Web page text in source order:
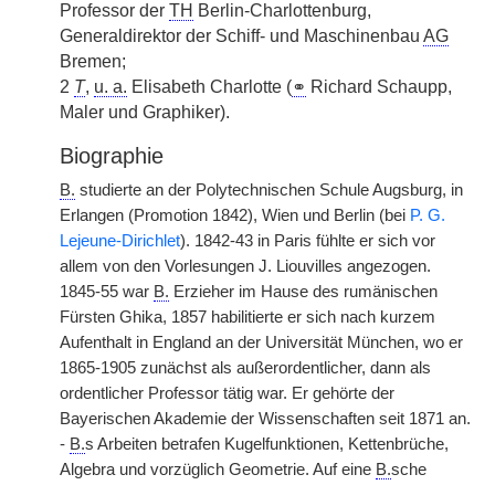
Professor der TH Berlin-Charlottenburg,
Generaldirektor der Schiff- und Maschinenbau AG
Bremen;
2 T, u. a. Elisabeth Charlotte (⚭ Richard Schaupp,
Maler und Graphiker).
Biographie
B. studierte an der Polytechnischen Schule Augsburg, in
Erlangen (Promotion 1842), Wien und Berlin (bei P. G.
Lejeune-Dirichlet). 1842-43 in Paris fühlte er sich vor
allem von den Vorlesungen J. Liouvilles angezogen.
1845-55 war B. Erzieher im Hause des rumänischen
Fürsten Ghika, 1857 habilitierte er sich nach kurzem
Aufenthalt in England an der Universität München, wo er
1865-1905 zunächst als außerordentlicher, dann als
ordentlicher Professor tätig war. Er gehörte der
Bayerischen Akademie der Wissenschaften seit 1871 an.
- B.s Arbeiten betrafen Kugelfunktionen, Kettenbrüche,
Algebra und vorzüglich Geometrie. Auf eine B.sche